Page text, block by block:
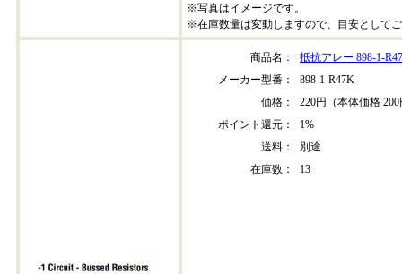
※写真はイメージです。
※在庫数量は変動しますので、目安として
商品名：
抵抗アレー 898-1-
メーカー型番：
898-1-R47K
価格：
220円（本体価格
ポイント還元：
1%
送料：
別途
在庫数：
13